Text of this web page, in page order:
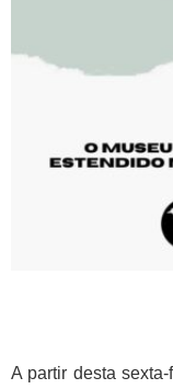
A partir desta